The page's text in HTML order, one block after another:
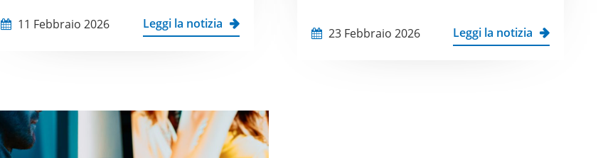
11 Febbraio 2026 Leggi la notizia
23 Febbraio 2026 Leggi la notizia